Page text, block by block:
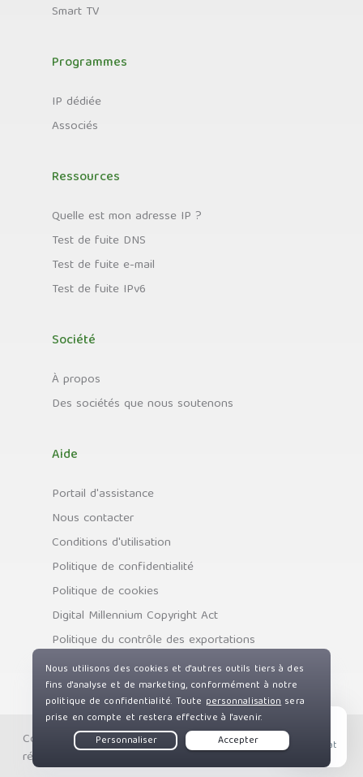
Smart TV
Programmes
IP dédiée
Associés
Ressources
Quelle est mon adresse IP ?
Test de fuite DNS
Test de fuite e-mail
Test de fuite IPv6
Société
À propos
Des sociétés que nous soutenons
Aide
Portail d'assistance
Nous contacter
Conditions d'utilisation
Politique de confidentialité
Politique de cookies
Digital Millennium Copyright Act
Politique du contrôle des exportations
Copyright © Private Internet Access, Inc. Tous droits
réservés
Live Chat